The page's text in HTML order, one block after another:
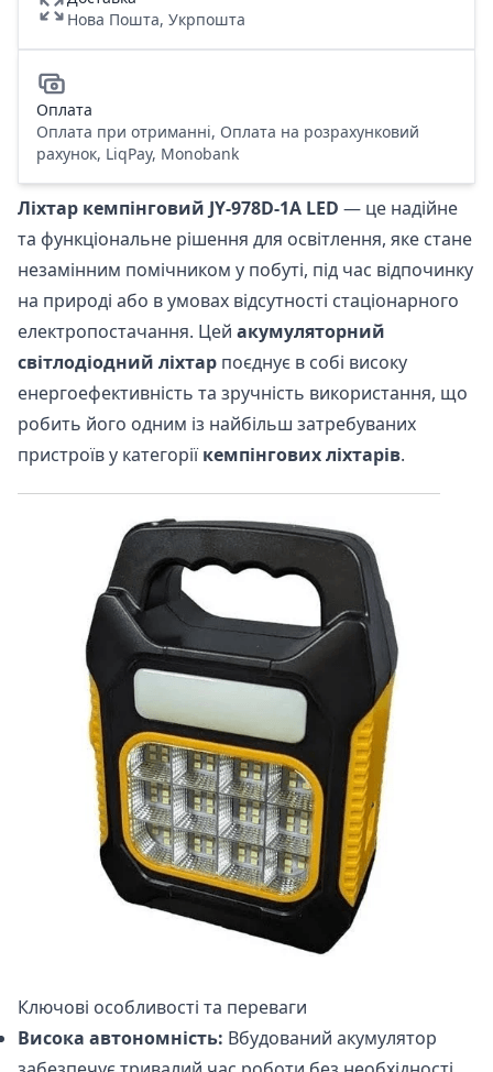
Нова Пошта, Укрпошта
Оплата
Оплата при отриманні, Оплата на розрахунковий
рахунок, LiqPay, Monobank
Ліхтар кемпінговий JY-978D-1A LED — це надійне
та функціональне рішення для освітлення, яке стане
незамінним помічником у побуті, під час відпочинку
на природі або в умовах відсутності стаціонарного
електропостачання. Цей акумуляторний
світлодіодний ліхтар поєднує в собі високу
енергоефективність та зручність використання, що
робить його одним із найбільш затребуваних
пристроїв у категоріїкемпінгових ліхтарів.
Ключові особливості та переваги
Висока автономність: Вбудований акумулятор